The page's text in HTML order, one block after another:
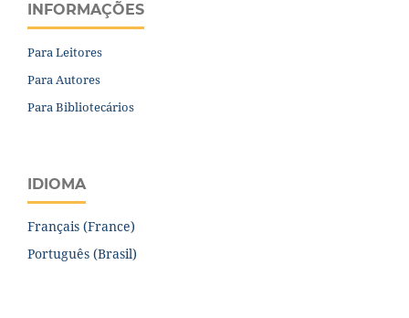
INFORMAÇÕES
Para Leitores
Para Autores
Para Bibliotecários
IDIOMA
Français (France)
Português (Brasil)